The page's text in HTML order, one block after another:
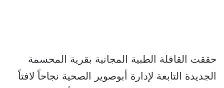
حققت القافلة الطبية المجانية بقرية المحسمة
الجديدة التابعة لإدارة أبوصوير الصحية نجاحاً لافتاً